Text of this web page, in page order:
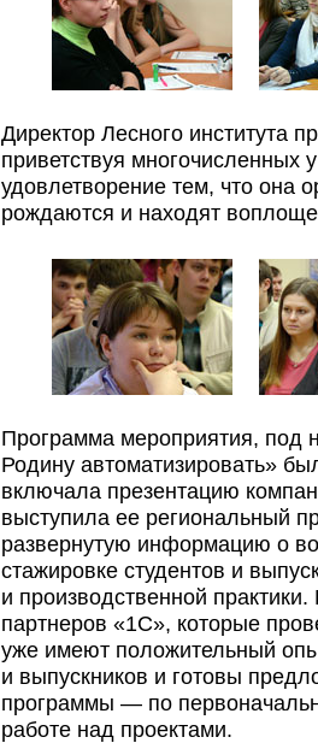
Директор Лесного института
приветствуя многочисленных
удовлетворение тем, что она
рождаются и находят
Программа мероприятия, под
Родину автоматизировать»
включала презентацию
выступила ее региональный
развернутую информацию о
стажировке студентов и
и производственной
партнеров «1С», которые
уже имеют положительный
и выпускников и готовы
программы — по
работе над проектами.